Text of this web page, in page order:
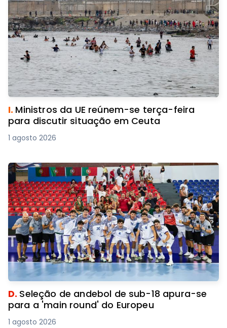
I. Ministros da UE reúnem-se terça-feira
para discutir situação em Ceuta
1 agosto 2026
D. Seleção de andebol de sub-18 apura-se
para a 'main round' do Europeu
1 agosto 2026